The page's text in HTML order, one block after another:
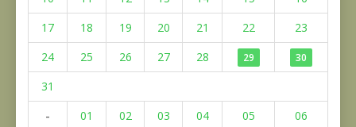
17
18 19 20 21 22
23
24
25 26 27 28 29 30
31
-
01 02 03 04 05
06